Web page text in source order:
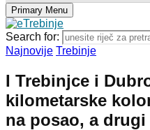
Primary Menu
Search for:
Najnovije Trebinje
I Trebinjce i
kilometarske
na posao, a